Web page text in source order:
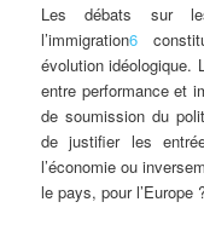
Les débats sur
l’immigration6
évolution idéologique.
entre performance et
de soumission du
de justifier les
l’économie ou
le pays, pour l’Europe